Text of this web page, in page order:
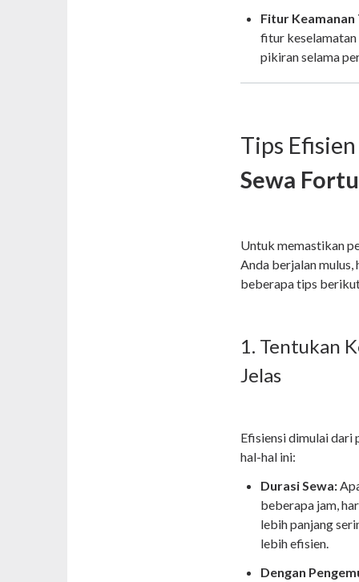
Fitur Keamanan
fitur keselamatan
pikiran selama
Tips
Sewa
Untuk memastikan
Anda berjalan mulus,
beberapa tips
1. Tentukan
Jelas
Efisiensi dimulai dari
hal-hal ini:
Durasi Sewa:
beberapa jam,
lebih panjang
lebih efisien.
Dengan